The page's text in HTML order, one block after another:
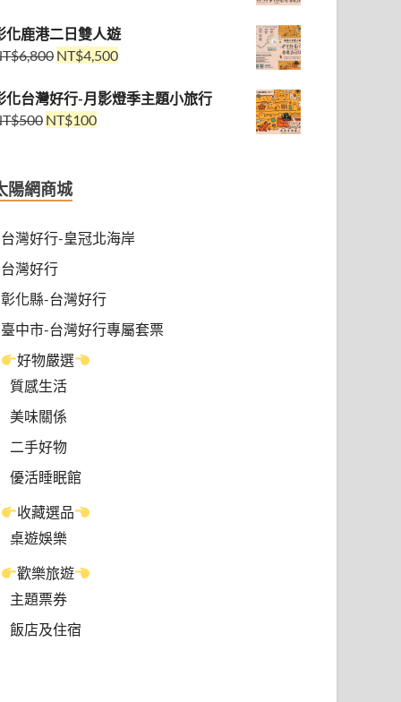
化鹿港二日雙人遊
6,800 NT$4,500
化台灣好行-月影燈季主題小旅行
500 NT$100
陽網商城
台灣好行-皇冠北海岸
台灣好行
彰化縣-台灣好行
臺中市-台灣好行專屬套票
好物嚴選
質感生活
美味關係
二手好物
優活睡眠館
收藏選品
桌遊娛樂
歡樂旅遊
主題票券
飯店及住宿